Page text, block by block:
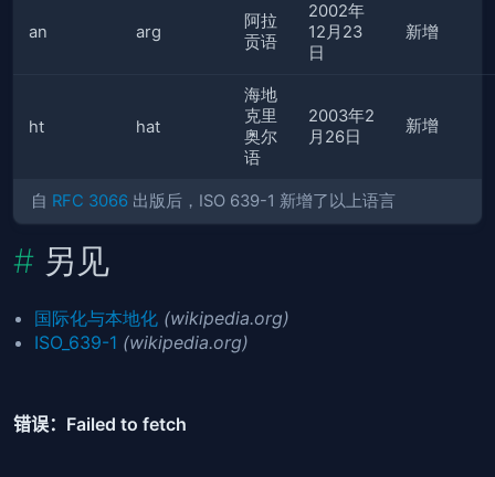
an arg
阿拉
贡语
2002年
12月23
日
新增
ht hat
海地
克里
奥尔
语
2003年2
月26日
新增
自 RFC 3066 出版后，ISO 639-1 新增了以上语言
另见
国际化与本地化 (wikipedia.org)
ISO_639-1 (wikipedia.org)